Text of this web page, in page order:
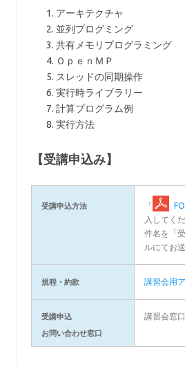
アーキテクチャ
並列プログミング
共有メモリプログラミング
ＯｐｅｎＭＰ
スレッドの同期操作
実行時ライブラリー
計算プログラム例
実行方法
【受講申込み】
受講申込方法 「
入してく
件名を「
ルにてお
規程・約款 講習会用
受講申込
お問い合わせ窓口
講習会窓